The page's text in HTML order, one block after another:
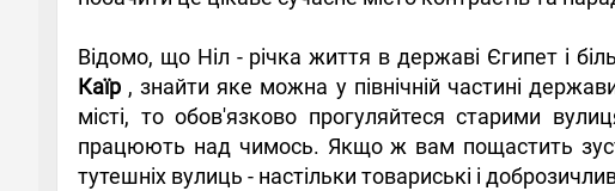
Відомо, що Ніл - річка життя в державі Єгипет і
Каїр , знайти яке можна у північній частині
місті, то обов'язково прогуляйтеся старими
працюють над чимось. Якщо ж вам пощастить
тутешніх вулиць - настільки товариські і